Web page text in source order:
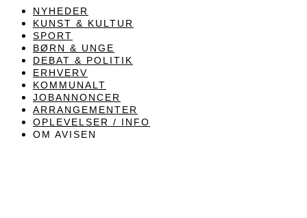
NYHEDER
KUNST & KULTUR
SPORT
BØRN & UNGE
DEBAT & POLITIK
ERHVERV
KOMMUNALT
JOBANNONCER
ARRANGEMENTER
OPLEVELSER / INFO
OM AVISEN